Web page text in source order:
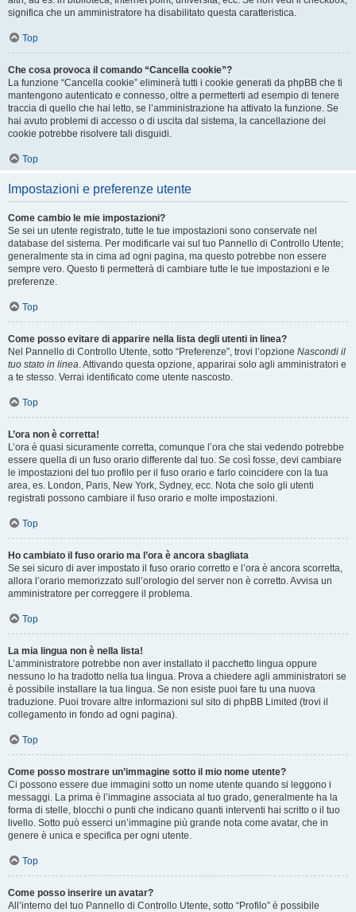
significa che un amministratore ha disabilitato questa caratteristica.
Top
Che cosa provoca il comando “Cancella cookie”?
La funzione “Cancella cookie” eliminerà tutti i cookie generati da phpBB che ti
mantengono autenticato e connesso, oltre a permetterti ad esempio di tenere
traccia di quello che hai letto, se l’amministrazione ha attivato la funzione. Se
hai avuto problemi di accesso o di uscita dal sistema, la cancellazione dei
cookie potrebbe risolvere tali disguidi.
Top
Impostazioni e preferenze utente
Come cambio le mie impostazioni?
Se sei un utente registrato, tutte le tue impostazioni sono conservate nel
database del sistema. Per modificarle vai sul tuo Pannello di Controllo Utente;
generalmente sta in cima ad ogni pagina, ma questo potrebbe non essere
sempre vero. Questo ti permetterà di cambiare tutte le tue impostazioni e le
preferenze.
Top
Come posso evitare di apparire nella lista degli utenti in linea?
Nel Pannello di Controllo Utente, sotto “Preferenze”, trovi l’opzione Nascondi il
tuo stato in linea. Attivando questa opzione, apparirai solo agli amministratori e
a te stesso. Verrai identificato come utente nascosto.
Top
L’ora non è corretta!
L’ora è quasi sicuramente corretta, comunque l’ora che stai vedendo potrebbe
essere quella di un fuso orario differente dal tuo. Se così fosse, devi cambiare
le impostazioni del tuo profilo per il fuso orario e farlo coincidere con la tua
area, es. London, Paris, New York, Sydney, ecc. Nota che solo gli utenti
registrati possono cambiare il fuso orario e molte impostazioni.
Top
Ho cambiato il fuso orario ma l’ora è ancora sbagliata
Se sei sicuro di aver impostato il fuso orario corretto e l’ora è ancora scorretta,
allora l’orario memorizzato sull’orologio del server non è corretto. Avvisa un
amministratore per correggere il problema.
Top
La mia lingua non è nella lista!
L’amministratore potrebbe non aver installato il pacchetto lingua oppure
nessuno lo ha tradotto nella tua lingua. Prova a chiedere agli amministratori se
è possibile installare la tua lingua. Se non esiste puoi fare tu una nuova
traduzione. Puoi trovare altre informazioni sul sito di phpBB Limited (trovi il
collegamento in fondo ad ogni pagina).
Top
Come posso mostrare un’immagine sotto il mio nome utente?
Ci possono essere due immagini sotto un nome utente quando si leggono i
messaggi. La prima è l’immagine associata al tuo grado, generalmente ha la
forma di stelle, blocchi o punti che indicano quanti interventi hai scritto o il tuo
livello. Sotto può esserci un’immagine più grande nota come avatar, che in
genere è unica e specifica per ogni utente.
Top
Come posso inserire un avatar?
All’interno del tuo Pannello di Controllo Utente, sotto “Profilo” è possibile